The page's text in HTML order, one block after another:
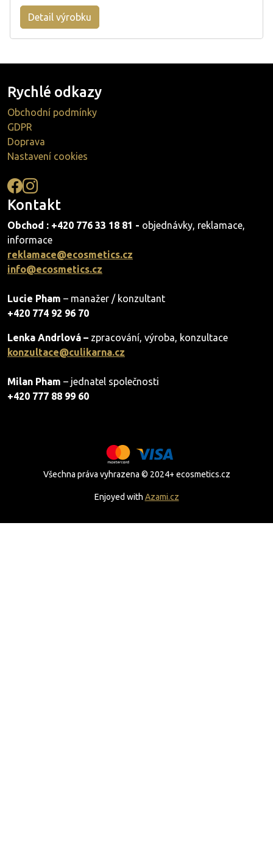
Detail výrobku
Rychlé odkazy
Obchodní podmínky
GDPR
Doprava
Nastavení cookies
Kontakt
Obchod : +420 776 33 18 81 - objednávky, reklamace,
informace
reklamace@ecosmetics.cz
info@ecosmetics.cz
Lucie Pham – manažer / konzultant
+420 774 92 96 70
Lenka Andrlová – zpracování, výroba, konzultace
konzultace@culikarna.cz
Milan Pham – jednatel společnosti
+420 777 88 99 60
Všechna práva vyhrazena © 2024+ ecosmetics.cz
Enjoyed with Azami.cz